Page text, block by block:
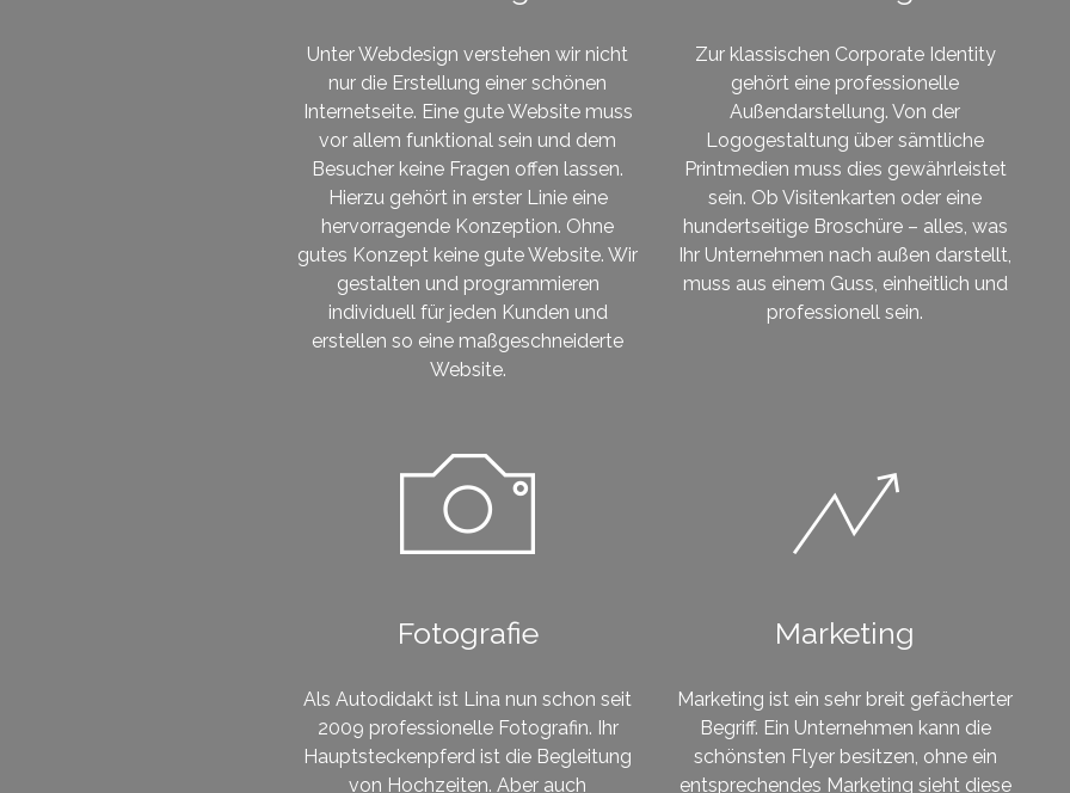
Unter Webdesign verstehen wir nicht
nur die Erstellung einer schönen
Internetseite. Eine gute Website muss
vor allem funktional sein und dem
Besucher keine Fragen offen lassen.
Hierzu gehört in erster Linie eine
hervorragende Konzeption. Ohne
gutes Konzept keine gute Website. Wir
gestalten und programmieren
individuell für jeden Kunden und
erstellen so eine maßgeschneiderte
Website.
Zur klassischen Corporate Identity
gehört eine professionelle
Außendarstellung. Von der
Logogestaltung über sämtliche
Printmedien muss dies gewährleistet
sein. Ob Visitenkarten oder eine
hundertseitige Broschüre – alles, was
Ihr Unternehmen nach außen darstellt,
muss aus einem Guss, einheitlich und
professionell sein.
Fotografie
Als Autodidakt ist Lina nun schon seit
2009 professionelle Fotografin. Ihr
Hauptsteckenpferd ist die Begleitung
von Hochzeiten. Aber auch
Marketing
Marketing ist ein sehr breit gefächerter
Begriff. Ein Unternehmen kann die
schönsten Flyer besitzen, ohne ein
entsprechendes Marketing sieht diese